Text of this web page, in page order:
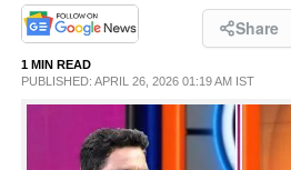
Share
1 MIN READ
PUBLISHED: APRIL 26, 2026 01:19 AM IST